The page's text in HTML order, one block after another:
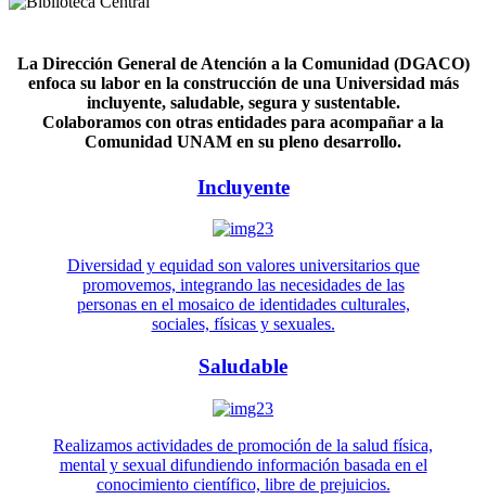
La Dirección General de Atención a la Comunidad (DGACO)
enfoca su labor en la construcción de una Universidad más
incluyente, saludable, segura y sustentable.
Colaboramos con otras entidades para acompañar a la
Comunidad UNAM en su pleno desarrollo.
Incluyente
Diversidad y equidad son valores universitarios que
promovemos, integrando las necesidades de las
personas en el mosaico de identidades culturales,
sociales, físicas y sexuales.
Saludable
Realizamos actividades de promoción de la salud física,
mental y sexual difundiendo información basada en el
conocimiento científico, libre de prejuicios.